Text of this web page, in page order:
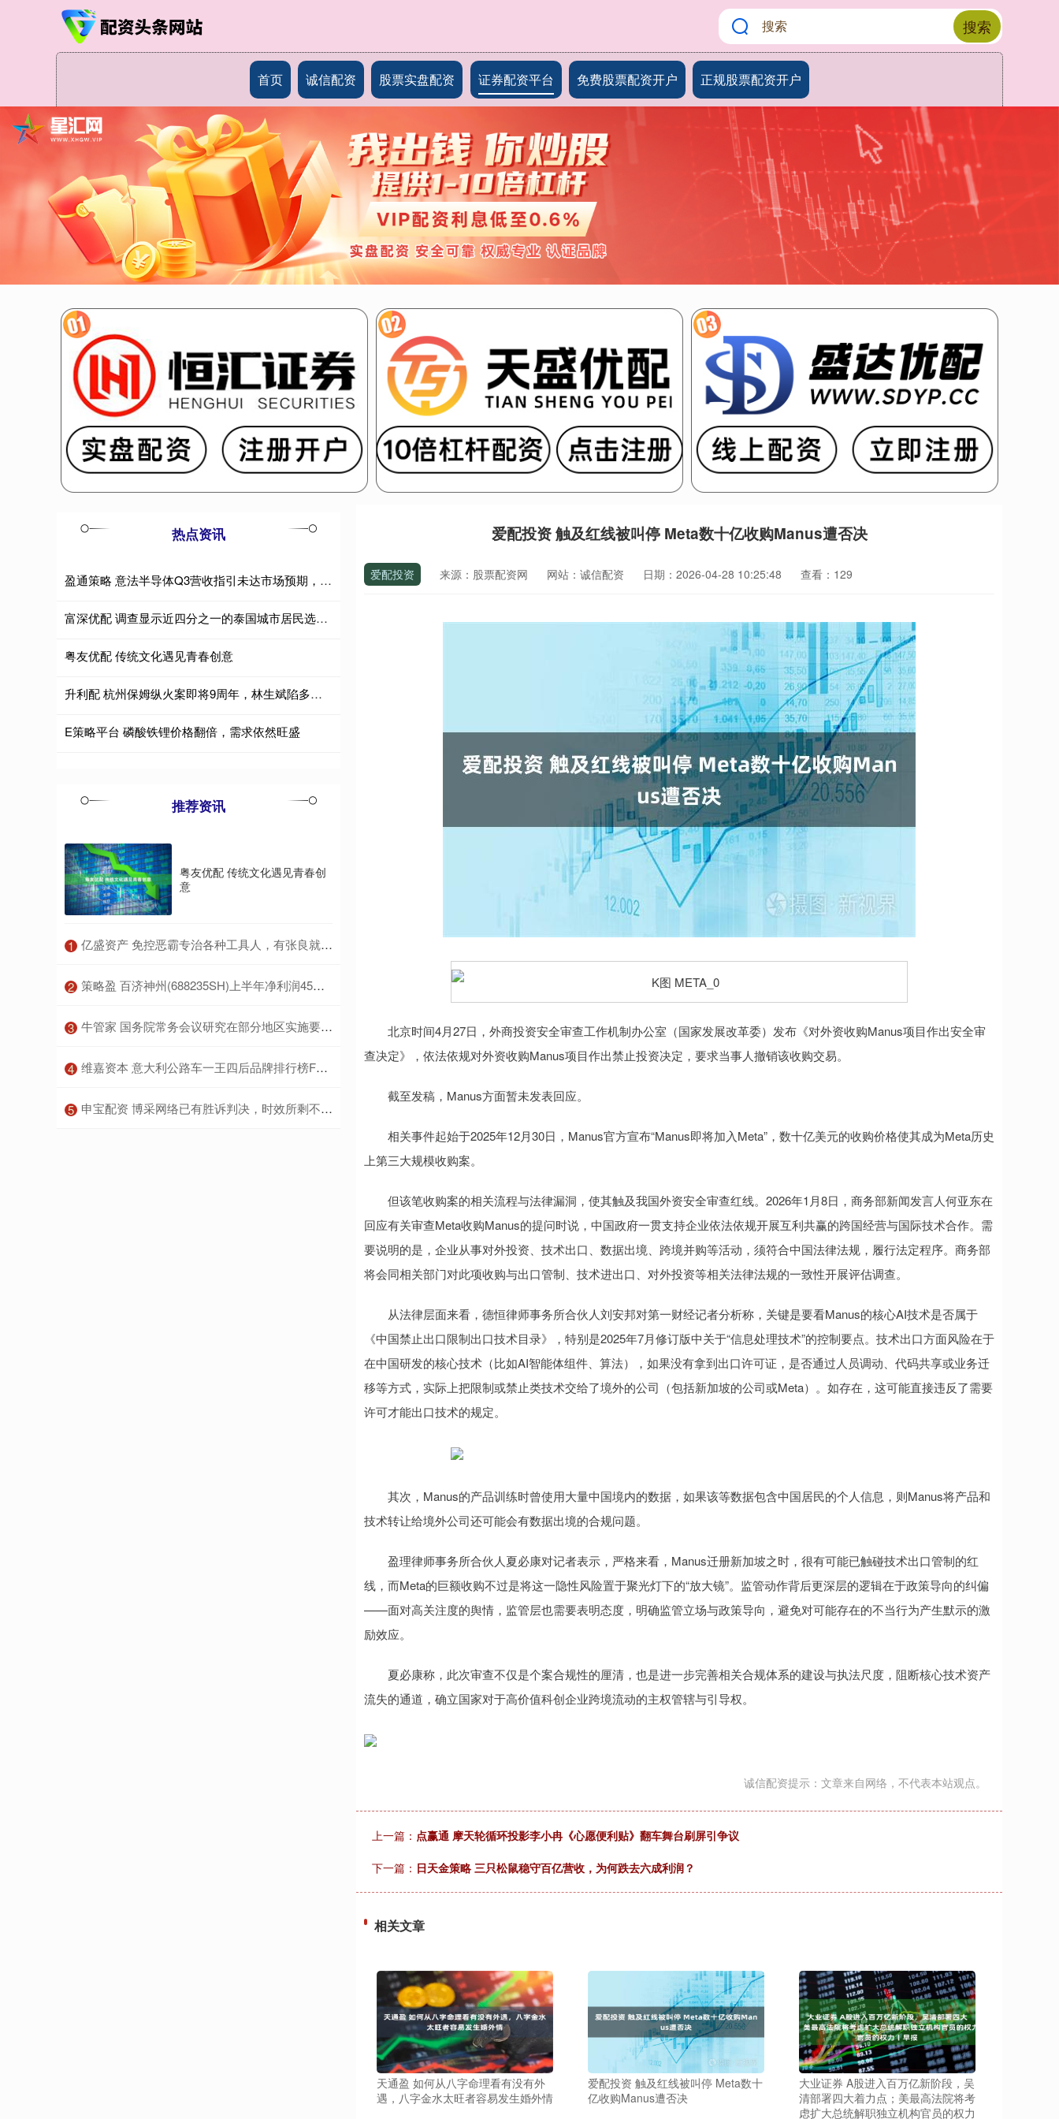
搜索
首页 诚信配资 股票实盘配资 证券配资平台 免费股票配资开户 正规股票配资开户
爱配投资 触及红线被叫停 Meta数十亿收购Manus遭否决
爱配投资 来源：股票配资网 网站：诚信配资 日期：2026-04-28 10:25:48 查看：129
北京时间4月27日，外商投资安全审查工作机制办公室（国家发展改革委）发布《对外资收购Manus项目作出安全审
查决定》，依法依规对外资收购Manus项目作出禁止投资决定，要求当事人撤销该收购交易。
截至发稿，Manus方面暂未发表回应。
相关事件起始于2025年12月30日，Manus官方宣布“Manus即将加入Meta”，数十亿美元的收购价格使其成为Meta历史
上第三大规模收购案。
但该笔收购案的相关流程与法律漏洞，使其触及我国外资安全审查红线。2026年1月8日，商务部新闻发言人何亚东在
回应有关审查Meta收购Manus的提问时说，中国政府一贯支持企业依法依规开展互利共赢的跨国经营与国际技术合作。需
要说明的是，企业从事对外投资、技术出口、数据出境、跨境并购等活动，须符合中国法律法规，履行法定程序。商务部
将会同相关部门对此项收购与出口管制、技术进出口、对外投资等相关法律法规的一致性开展评估调查。
从法律层面来看，德恒律师事务所合伙人刘安邦对第一财经记者分析称，关键是要看Manus的核心AI技术是否属于
《中国禁止出口限制出口技术目录》，特别是2025年7月修订版中关于“信息处理技术”的控制要点。技术出口方面风险在于
在中国研发的核心技术（比如AI智能体组件、算法），如果没有拿到出口许可证，是否通过人员调动、代码共享或业务迁
移等方式，实际上把限制或禁止类技术交给了境外的公司（包括新加坡的公司或Meta）。如存在，这可能直接违反了需要
许可才能出口技术的规定。
其次，Manus的产品训练时曾使用大量中国境内的数据，如果该等数据包含中国居民的个人信息，则Manus将产品和
技术转让给境外公司还可能会有数据出境的合规问题。
盈理律师事务所合伙人夏必康对记者表示，严格来看，Manus迁册新加坡之时，很有可能已触碰技术出口管制的红
线，而Meta的巨额收购不过是将这一隐性风险置于聚光灯下的“放大镜”。监管动作背后更深层的逻辑在于政策导向的纠偏
——面对高关注度的舆情，监管层也需要表明态度，明确监管立场与政策导向，避免对可能存在的不当行为产生默示的激
励效应。
夏必康称，此次审查不仅是个案合规性的厘清，也是进一步完善相关合规体系的建设与执法尺度，阻断核心技术资产
流失的通道，确立国家对于高价值科创企业跨境流动的主权管辖与引导权。
诚信配资提示：文章来自网络，不代表本站观点。
上一篇： 点赢通 摩天轮循环投影李小冉《心愿便利贴》翻车舞台刷屏引争议
下一篇： 日天金策略 三只松鼠稳守百亿营收，为何跌去六成利润？
相关文章
天通盈 如何从八字命理看有没有外
遇，八字金水太旺者容易发生婚外情
爱配投资 触及红线被叫停 Meta数十
亿收购Manus遭否决
大业证券 A股进入百万亿新阶段，吴
清部署四大着力点；美最高法院将考
虑扩大总统解职独立机构官员的权力
热点资讯
盈通策略 意法半导体Q3营收指引未达市场预期，欧股股价暴跌17%｜财报见闻
富深优配 调查显示近四分之一的泰国城市居民选择独居
粤友优配 传统文化遇见青春创意
升利配 杭州保姆纵火案即将9周年，林生斌陷多重热议，很多问题仍无定论
E策略平台 磷酸铁锂价格翻倍，需求依然旺盛
推荐资讯
粤友优配 传统文化遇见青春创
意
1 ​亿盛资产 免控恶霸专治各种工具人，有张良就别用东皇太一_控制_阵容_戈娅
2 ​策略盈 百济神州(688235SH)上半年净利润45亿元 同比扭亏
3 ​牛管家 国务院常务会议研究在部分地区实施要素市场化配置改革试点 增强资本要素服务实体经济能力
4 ​维嘉资本 意大利公路车一王四后品牌排行榜FRW福伦王世界顶级自行车第一_制造_全球
5 ​申宝配资 博采网络已有胜诉判决，时效所剩不多！